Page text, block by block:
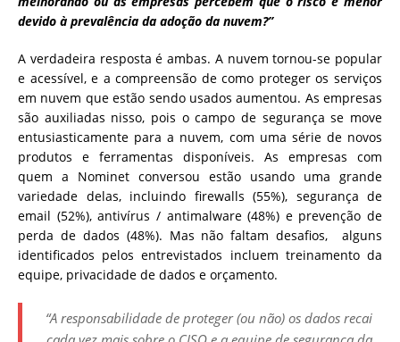
devido à prevalência da adoção da nuvem?”
A verdadeira resposta é ambas. A nuvem tornou-se popular
e acessível, e a compreensão de como proteger os serviços
em nuvem que estão sendo usados ​​aumentou. As empresas
são auxiliadas nisso, pois o campo de segurança se move
entusiasticamente para a nuvem, com uma série de novos
produtos e ferramentas disponíveis. As empresas com
quem a Nominet conversou estão usando uma grande
variedade delas, incluindo firewalls (55%), segurança de
email (52%), antivírus / antimalware (48%) e prevenção de
perda de dados (48%). Mas não faltam desafios, alguns
identificados pelos entrevistados incluem treinamento da
equipe, privacidade de dados e orçamento.
“A responsabilidade de proteger (ou não) os dados recai